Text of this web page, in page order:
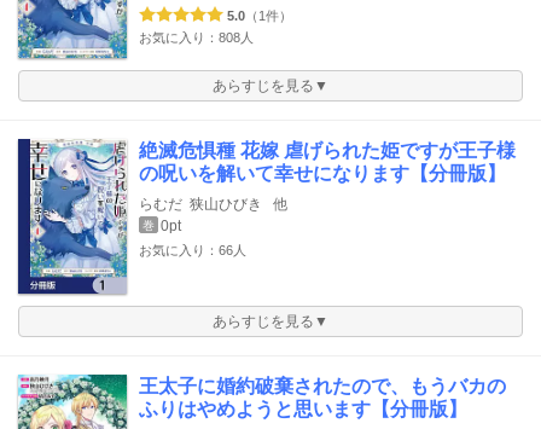
5.0 （1件）
お気に入り：808人
あらすじを見る▼
絶滅危惧種 花嫁 虐げられた姫ですが王子様
の呪いを解いて幸せになります【分冊版】
らむだ 狭山ひびき 他
巻 0pt
お気に入り：66人
あらすじを見る▼
王太子に婚約破棄されたので、もうバカの
ふりはやめようと思います【分冊版】